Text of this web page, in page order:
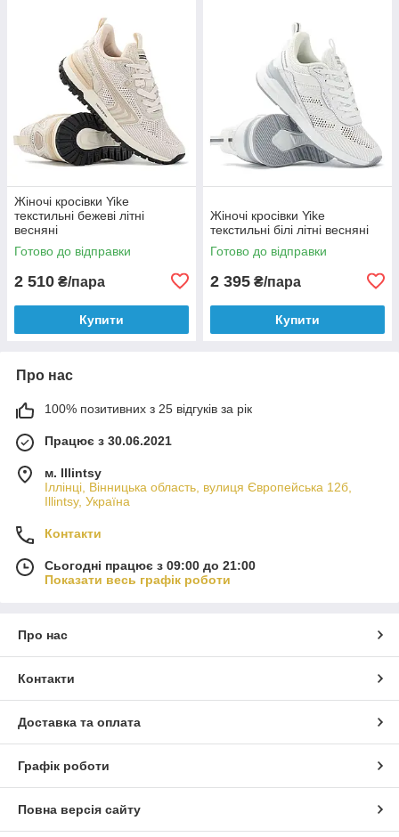
Жіночі кросівки Yike
текстильні бежеві літні
весняні
Готово до відправки
2 510 ₴/пара
Купити
Жіночі кросівки Yike
текстильні білі літні весняні
Готово до відправки
2 395 ₴/пара
Купити
Про нас
100% позитивних з 25 відгуків за рік
Працює з 30.06.2021
м. Illintsy
Іллінці, Вінницька область, вулиця Європейська 12б,
Illintsy, Україна
Контакти
Сьогодні працює з 09:00 до 21:00
Показати весь графік роботи
Про нас
Контакти
Доставка та оплата
Графік роботи
Повна версія сайту